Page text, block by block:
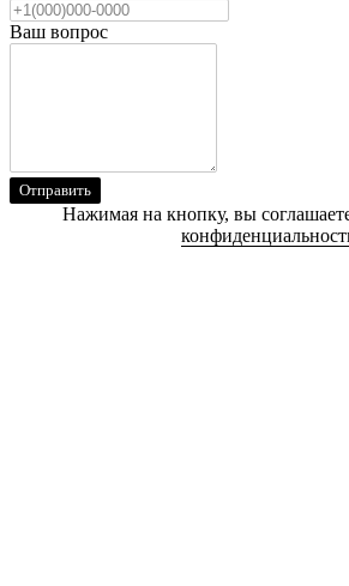
Ваш вопрос
Отправить
Нажимая на кнопку, вы